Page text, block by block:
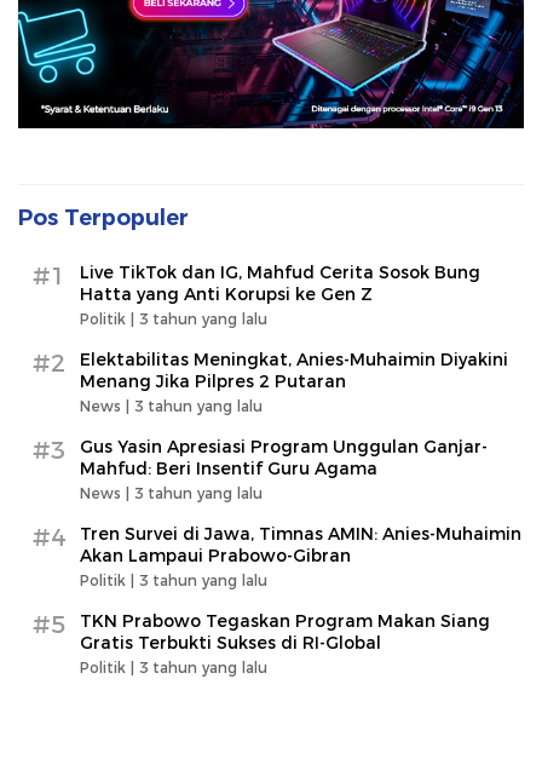
Pos Terpopuler
#1
Live TikTok dan IG, Mahfud Cerita Sosok Bung
Hatta yang Anti Korupsi ke Gen Z
Politik | 3 tahun yang lalu
#2
Elektabilitas Meningkat, Anies-Muhaimin Diyakini
Menang Jika Pilpres 2 Putaran
News | 3 tahun yang lalu
#3
Gus Yasin Apresiasi Program Unggulan Ganjar-
Mahfud: Beri Insentif Guru Agama
News | 3 tahun yang lalu
#4
Tren Survei di Jawa, Timnas AMIN: Anies-Muhaimin
Akan Lampaui Prabowo-Gibran
Politik | 3 tahun yang lalu
#5
TKN Prabowo Tegaskan Program Makan Siang
Gratis Terbukti Sukses di RI-Global
Politik | 3 tahun yang lalu